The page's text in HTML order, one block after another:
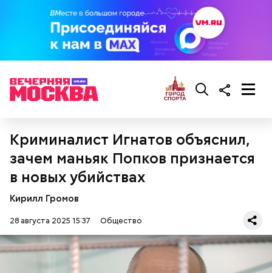
Криминалист Игнатов объяснил,
зачем маньяк Попков признается
в новых убийствах
Кирилл Громов
28 августа 2025 15:37 Общество